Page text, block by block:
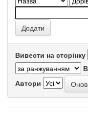
Вивести на сторінку
Автори